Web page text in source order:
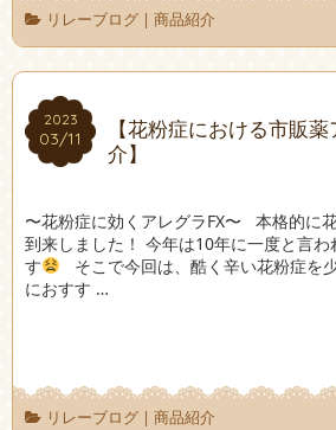
リレーブログ| 商品紹介
2023
03/11
2023
03/11
【花粉症における市販
介】
〜花粉症に効くアレグラFX〜 本格的に
到来しました！ 今年は10年に一度と言
す
そこで今回は、酷く辛い花粉症を
におすす …
リレーブログ| 商品紹介